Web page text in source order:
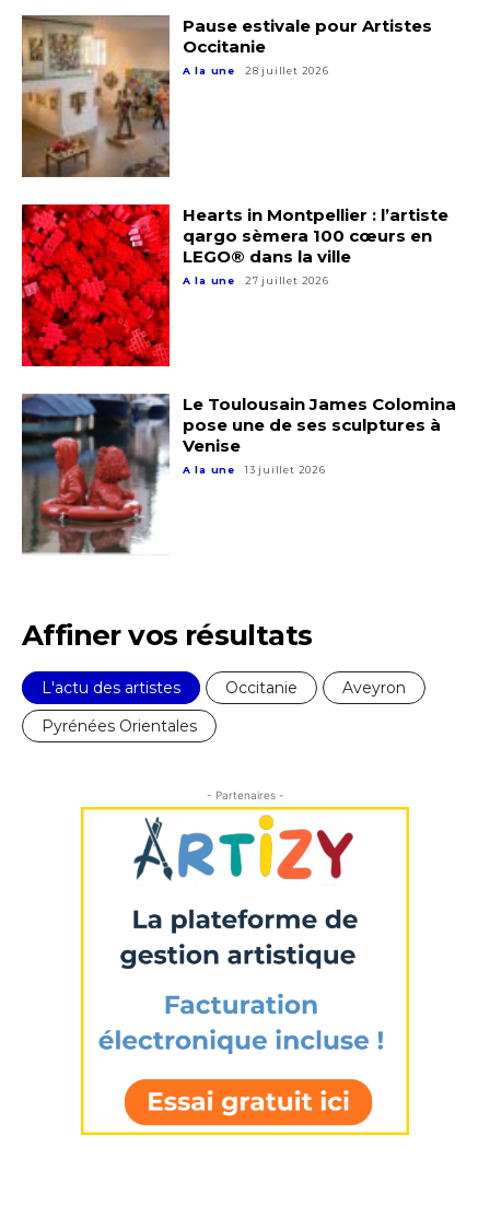
Adresse email*
Nom
Prénom
J'accepte lestermes et conditions
Nom
Prénom
J'accepte lestermes et conditions
* Champ obligatoire
Pause estivale pour Artistes
Occitanie
A la une 28 juillet 2026
Hearts in Montpellier : l’artiste
qargo sèmera 100 cœurs en
LEGO® dans la ville
A la une 27 juillet 2026
Le Toulousain James Colomina
pose une de ses sculptures à
Venise
A la une 13 juillet 2026
Affiner vos résultats
L'actu des artistes Occitanie
Aveyron
Pyrénées Orientales
- Partenaires -